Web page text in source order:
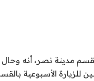
مدينة نصر، أنه وحال
للزيارة الأسبوعية